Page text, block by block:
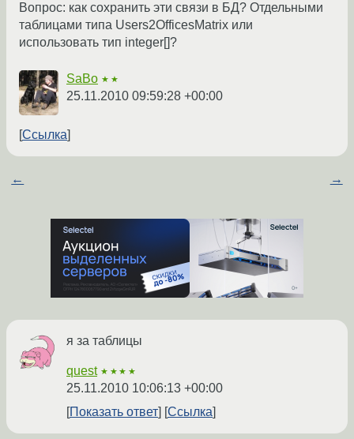
Вопрос: как сохранить эти связи в БД? Отдельными
таблицами типа Users2OfficesMatrix или
использовать тип integer[]?
SaBo ★★
25.11.2010 09:59:28 +00:00
Ссылка
← →
я за таблицы
quest ★★★★
25.11.2010 10:06:13 +00:00
Показать ответ
Ссылка